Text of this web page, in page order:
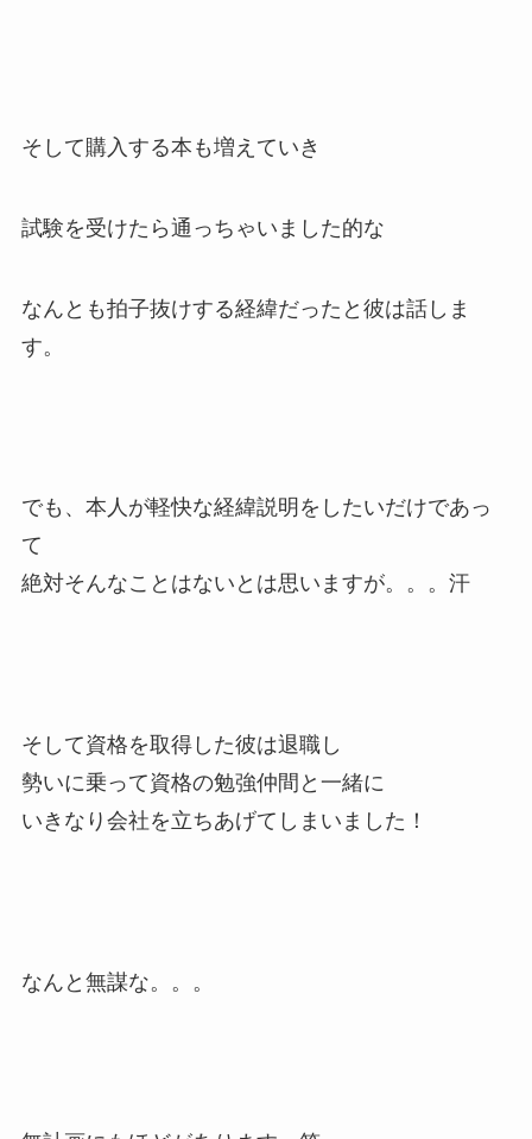
そして購入する本も増えていき
試験を受けたら通っちゃいました的な
なんとも拍子抜けする経緯だったと彼は話しま
す。
でも、本人が軽快な経緯説明をしたいだけであっ
て
絶対そんなことはないとは思いますが。。。汗
そして資格を取得した彼は退職し
勢いに乗って資格の勉強仲間と一緒に
いきなり会社を立ちあげてしまいました！
なんと無謀な。。。